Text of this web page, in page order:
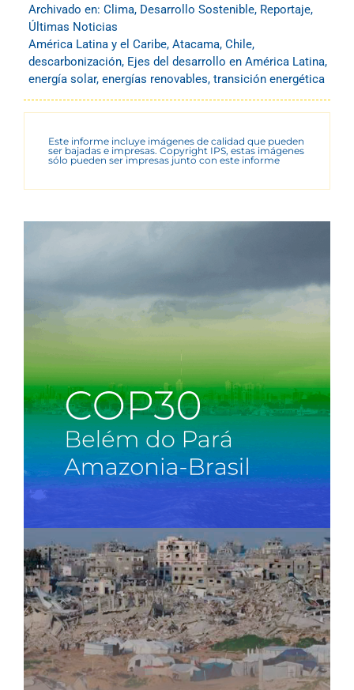
Archivado en: Clima, Desarrollo Sostenible, Reportaje,
Últimas Noticias
América Latina y el Caribe, Atacama, Chile,
descarbonización, Ejes del desarrollo en América Latina,
energía solar, energías renovables, transición energética
Este informe incluye imágenes de calidad que pueden
ser bajadas e impresas. Copyright IPS, estas imágenes
sólo pueden ser impresas junto con este informe